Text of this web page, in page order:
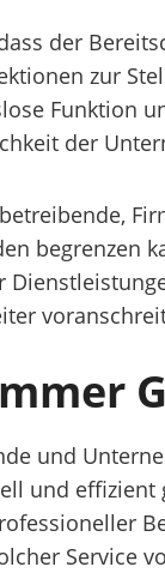
der
zur
Funktion
der
begrenzen
und
und
Service